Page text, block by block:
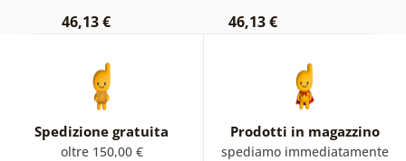
46,13 € 46,13 €
Spedizione gratuita
oltre 150,00 €
Prodotti in magazzino
spediamo immediatamente